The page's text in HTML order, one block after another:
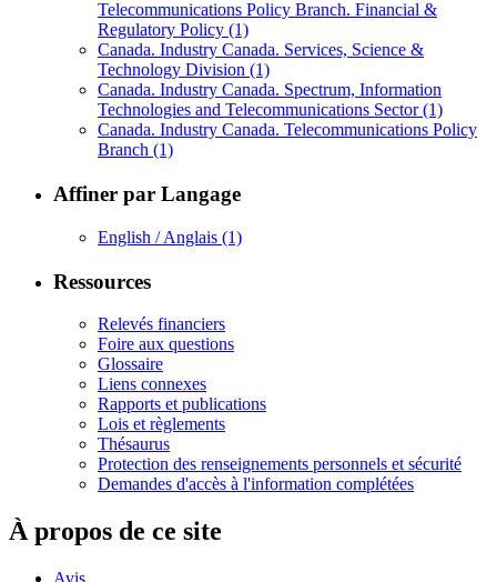
Telecommunications Policy Branch. Financial &
Regulatory Policy (1)
Canada. Industry Canada. Services, Science &
Technology Division (1)
Canada. Industry Canada. Spectrum, Information
Technologies and Telecommunications Sector(1)
Canada. Industry Canada. Telecommunications Policy
Branch (1)
Affiner par Langage
English / Anglais (1)
Ressources
Relevés financiers
Foire aux questions
Glossaire
Liens connexes
Rapports et publications
Lois et règlements
Thésaurus
Protection des renseignements personnels et sécurité
Demandes d'accès à l'information complétées
À propos de ce site